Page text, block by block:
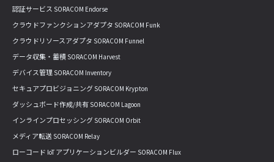
認証サービス SORACOM Endorse
クラウドファンクションアダプタ SORACOM Funk
クラウドリソースアダプタ SORACOM Funnel
データ収集・蓄積 SORACOM Harvest
デバイス管理 SORACOM Inventory
セキュアプロビジョニング SORACOM Krypton
ダッシュボード作成/共有 SORACOM Lagoon
インラインプロセッシング SORACOM Orbit
メディア転送 SORACOM Relay
ローコード IoT アプリケーションビルダー SORACOM Flux